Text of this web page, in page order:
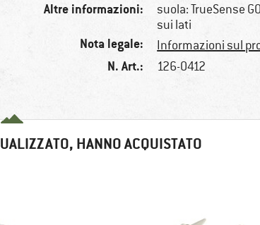
Altre informazioni:
suola: TrueSense
sui lati
Nota legale: Informazioni sul
N. Art.: 126-0412
HANNO ACQUISTATO